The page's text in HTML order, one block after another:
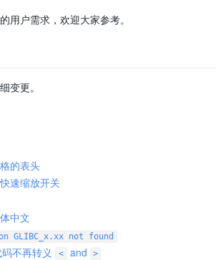
用户需求，欢迎大家参考。
变更。
的表头
速缩放开关
中文
GLIBC_x.xx not found
不再转义 < and >